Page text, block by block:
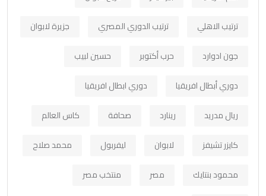
ترتيب الاهلي
ترتيب الدوري المصري
جزيرة لابوان
جون ادوارد
حرب أكتوبر
حسين لبيب
دوري أبطال افريقيا
دوري ابطال افريقيا
ريال مدريد
رينارد صحافة
كاس العالم
كايزر تشيفز
لابوان ليفربول
محمد صلاح
محمود بنتايك
مصر
منتخب مصر